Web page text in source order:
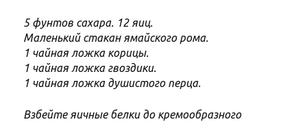
5 фунтов сахара. 12 яиц.
Маленький стакан ямайского рома.
1 чайная ложка корицы.
1 чайная ложка гвоздики.
1 чайная ложка душистого перца.
Взбейте яичные белки до кремообразного